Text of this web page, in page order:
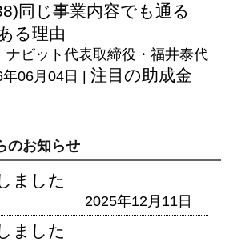
同じ事業内容でも通る
る理由
ナビット代表取締役・福井泰代
年06月04日 | 注目の助成金
のお知らせ
ました
2025年12月11日
ました